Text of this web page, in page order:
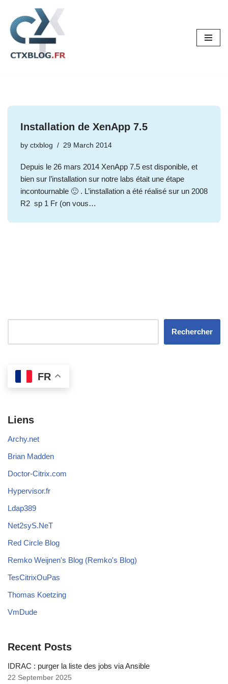
Skip
to
content
Installation de XenApp 7.5
by ctxblog 29 March 2014
Depuis le 26 mars 2014 XenApp 7.5 est disponible, et
bien sur l’installation sur notre labs était une étape
incontournable 🙂 . L’installation a été réalisé sur un 2008
R2 sp 1 Fr (on vous…
Rechercher
FR
Liens
Archy.net
Brian Madden
Doctor-Citrix.com
Hypervisor.fr
Ldap389
Net2syS.NeT
Red Circle Blog
Remko Weijnen's Blog (Remko's Blog)
TesCitrixOuPas
Thomas Koetzing
VmDude
Recent Posts
IDRAC : purger la liste des jobs via Ansible
22 September 2025